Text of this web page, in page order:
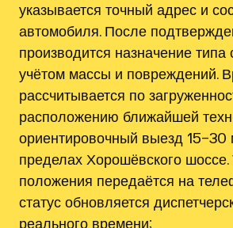
указывается точный адрес и
автомобиля. После
производится назначение типа
учётом массы и повреждений.
рассчитывается по
расположению ближайшей
ориентировочный выезд 15–30
пределах Хорошёвского шоссе.
положения передаётся на
статус обновляется
реального времени;